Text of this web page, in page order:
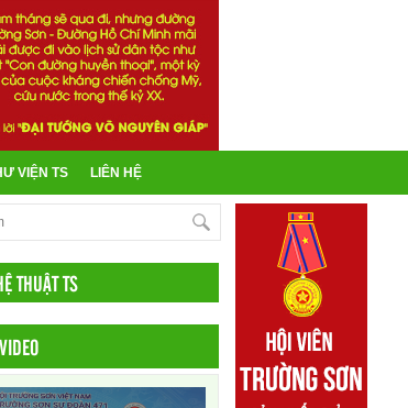
VIỆN TS LIÊN HỆ
THUẬT TS